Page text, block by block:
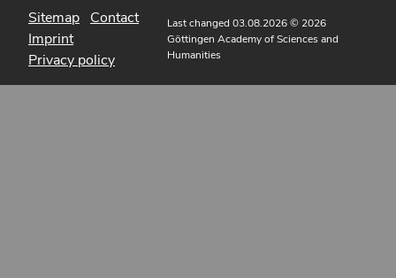
Sitemap Contact
Imprint
Privacy policy
Last changed 03.08.2026© 2026
Göttingen Academy of Sciences and
Humanities